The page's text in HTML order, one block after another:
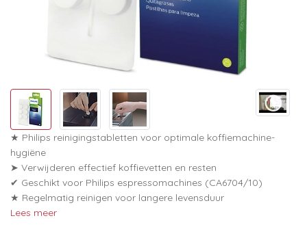
★ Philips reinigingstabletten voor optimale koffiemachine-
hygiëne
➤ Verwijderen effectief koffievetten en resten
✔ Geschikt voor Philips espressomachines (CA6704/10)
★ Regelmatig reinigen voor langere levensduur
Lees meer